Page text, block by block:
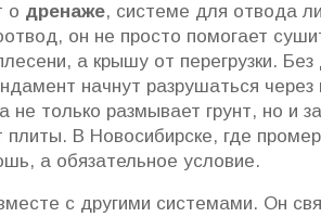
о дренаже, системе для отвода
, он не просто помогает
а крышу от перегрузки. Без
начнут разрушаться
не только размывает грунт, но и
В Новосибирске, где
а обязательное условие.
с другими системами. Он